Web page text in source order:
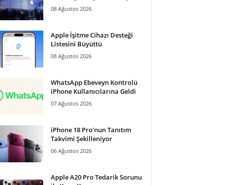
08 Ağustos 2026
Apple İşitme Cihazı Desteği
Listesini Büyüttü
08 Ağustos 2026
WhatsApp Ebeveyn Kontrolü
iPhone Kullanıcılarına Geldi
07 Ağustos 2026
iPhone 18 Pro’nun Tanıtım
Takvimi Şekilleniyor
06 Ağustos 2026
Apple A20 Pro Tedarik Sorunu